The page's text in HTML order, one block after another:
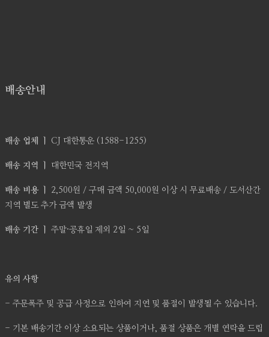
배송안내
배송 업체 ㅣ CJ 대한통운 (1588-1255)
배송 지역 ㅣ 대한민국 전지역
배송 비용 ㅣ 2,500원 / 구매 금액 50,000원 이상 시 무료배송 / 도서산간
지역 별도 추가 금액 발생
배송 기간 ㅣ 주말·공휴일 제외 2일 ~ 5일
유의 사항
- 주문폭주 및 공급 사정으로 인하여 지연 및 품절이 발생될 수 있습니다.
- 기본 배송기간 이상 소요되는 상품이거나, 품절 상품은 개별 연락을 드립